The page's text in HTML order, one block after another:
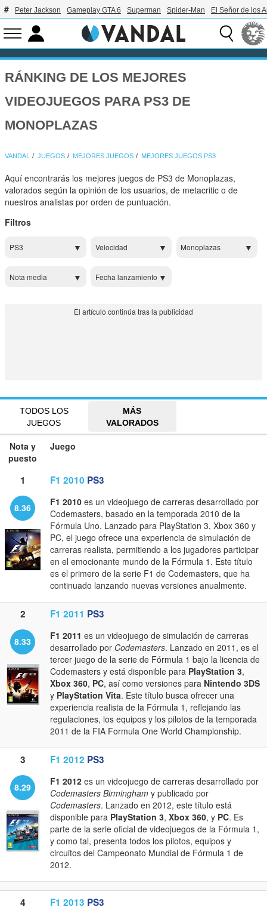
Peter Jackson Gameplay GTA 6 Superman Spider-Man El Señor de los
RÁNKING DE LOS MEJORES
VIDEOJUEGOS PARA PS3 DE
MONOPLAZAS
VANDAL JUEGOS MEJORES JUEGOS MEJORES JUEGOS PS3
Aquí encontrarás los mejores juegos de PS3 de Monoplazas,
valorados según la opinión de los usuarios, de metacritic o de
nuestros analistas por orden de puntuación.
Filtros
PS3 Velocidad Monoplazas
Nota media Fecha lanzamiento
TODOS LOS
JUEGOS
MÁS
VALORADOS
Nota y
puesto
Juego
1 F1 2010 PS3
8.36 F1 2010 es un videojuego de carreras desarrollado por
Codemasters, basado en la temporada 2010 de la
Fórmula Uno. Lanzado para PlayStation 3, Xbox 360 y
PC, el juego ofrece una experiencia de simulación de
carreras realista, permitiendo a los jugadores participar
en el emocionante mundo de la Fórmula 1. Este título
es el primero de la serie F1 de Codemasters, que ha
continuado lanzando nuevas versiones anualmente.
2 F1 2011 PS3
8.33 F1 2011 es un videojuego de simulación de carreras
desarrollado por Codemasters. Lanzado en 2011, es el
tercer juego de la serie de Fórmula 1 bajo la licencia de
Codemasters y está disponible para PlayStation 3,
Xbox 360, PC, así como versiones para Nintendo 3DS
y PlayStation Vita. Este título busca ofrecer una
experiencia realista de la Fórmula 1, reflejando las
regulaciones, los equipos y los pilotos de la temporada
2011 de la FIA Formula One World Championship.
3 F1 2012 PS3
8.29 F1 2012 es un videojuego de carreras desarrollado por
Codemasters Birmingham y publicado por
Codemasters. Lanzado en 2012, este título está
disponible para PlayStation 3, Xbox 360, y PC. Es
parte de la serie oficial de videojuegos de la Fórmula 1,
y como tal, presenta todos los pilotos, equipos y
circuitos del Campeonato Mundial de Fórmula 1 de
2012.
4 F1 2013 PS3